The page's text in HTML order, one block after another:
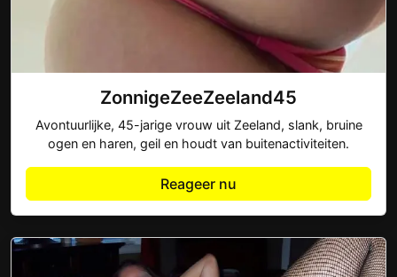
ZonnigeZeeZeeland45
Avontuurlijke, 45-jarige vrouw uit Zeeland, slank, bruine
ogen en haren, geil en houdt van buitenactiviteiten.
Reageer nu